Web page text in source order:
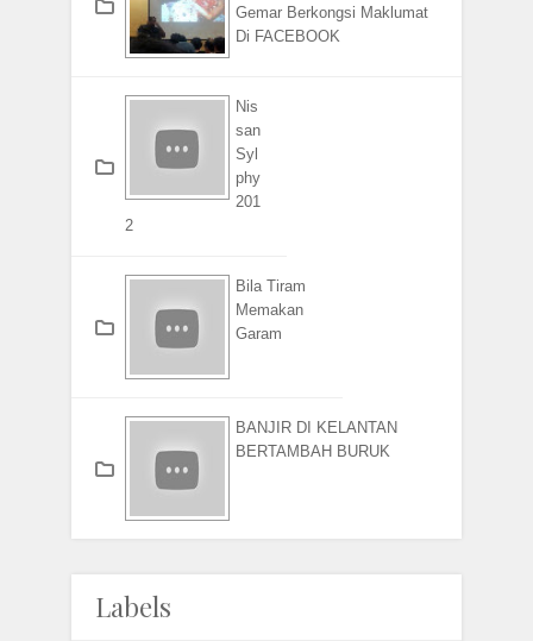
Gemar Berkongsi Maklumat
Di FACEBOOK
Nis
san
Syl
phy
201
2
Bila Tiram
Memakan
Garam
BANJIR DI KELANTAN
BERTAMBAH BURUK
Labels